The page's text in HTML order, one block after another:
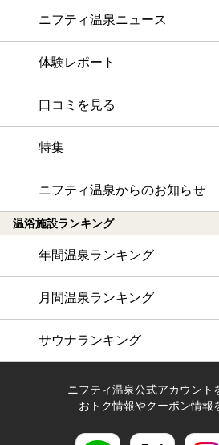
ニフティ温泉ニュース
体験レポート
口コミを見る
特集
ニフティ温泉からのお知らせ
温浴施設ランキング
年間温泉ランキング
月間温泉ランキング
サウナランキング
ニフティ温泉公式アカウント
おトク情報やクーポン情報